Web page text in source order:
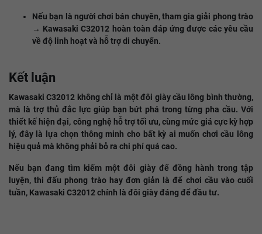
Nếu bạn là người chơi bán chuyên, tham gia giải phong trào
→ Kawasaki C32012 hoàn toàn đáp ứng được các yêu cầu
về độ linh hoạt và hỗ trợ di chuyển.
Kết luận
Kawasaki C32012 không chỉ là một đôi giày cầu lông bình thường,
mà là trợ thủ đắc lực giúp bạn bứt phá trong từng pha cầu. Với
thiết kế hiện đại, công nghệ hỗ trợ tối ưu, cùng mức giá cực kỳ hợp
lý, đây là lựa chọn thông minh cho bất kỳ ai muốn chơi cầu lông
hiệu quả mà không phải bỏ ra chi phí quá cao.
Nếu bạn đang tìm kiếm một đôi giày để đồng hành trong tập
luyện, thi đấu phong trào hay đơn giản là để chơi cầu vào cuối
tuần, Kawasaki C32012 chính là đôi giày đáng để đầu tư.